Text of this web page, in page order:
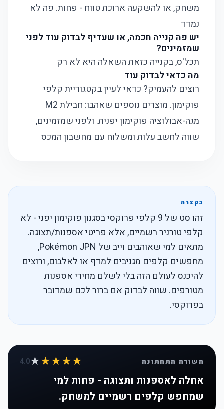
משחק, או להשקעה ארוכת טווח - פחות. פה לא
נמדד
יש פה קנייה חכמה, או שעדיף לבדוק עוד לפני
שמזמינים?
תכל'ס, בקנייה כזאת השאלה היא לא רק
מה כדאי לבדוק עוד
רוצים להעמיק? כדאי לעיין בקטגוריית קלפי
פוקימון. מוצרים נוספים שאהבו:
חבילת M2
מגה-אבולוציה פוקימון יפנית. ולפני שמזמינים,
שווה לחשב עלות ומשלוח עם מחשבון המכס
בקצרה
זהו סט של 9 קלפי פרוקסי בסגנון פוקימון יפני - לא
קלפי טורניר רשמיים, אלא פריטי אספנות/תצוגה.
מתאים למי שאוהבים וייב של Pokémon JPN,
מחפשים קלפים מגניבים למדף או לאלבום, ורוצים
להיכנס לעולם הזה בלי לשלם מחירי אספנות
מטורפים. שווה לבדוק אם ברור לכם שמדובר
בפרוקסי.
השורה התחתונה ★★★★
★
4.0
אחלה לאספנות ותצוגה - פחות למי
שמחפש קלפים רשמיים למשחק.